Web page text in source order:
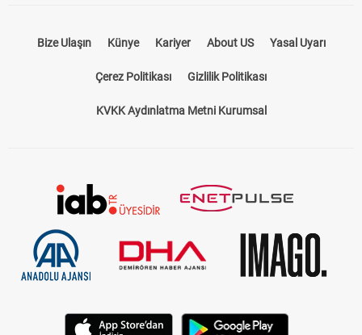
Bize Ulaşın Künye Kariyer About US Yasal Uyarı
Çerez Politikası Gizlilik Politikası
KVKK Aydınlatma Metni Kurumsal